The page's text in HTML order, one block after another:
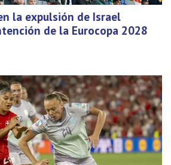
la expulsión de Israel
de la Eurocopa 2028